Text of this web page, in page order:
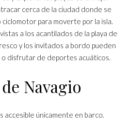
cerca de la ciudad donde se
para moverte por la isla.
a los acantilados de la playa de
y los invitados a bordo pueden
o disfrutar de deportes acuáticos.
Navagio
accesible únicamente en barco.